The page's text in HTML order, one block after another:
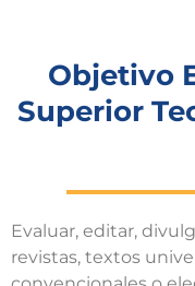
Objetivo
Superior
Evaluar, editar,
revistas, textos